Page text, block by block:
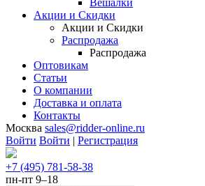
Вешалки
Акции и Скидки
Акции и Скидки
Распродажа
Распродажа
Оптовикам
Статьи
О компании
Доставка и оплата
Контакты
Москва sales@ridder-online.ru
Войти Войти | Регистрация
+7 (495) 781-58-38
пн-пт 9–18